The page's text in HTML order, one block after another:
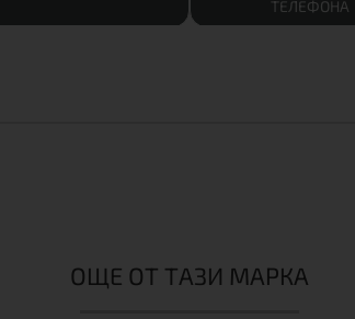
ТЕЛЕФОНА
ОЩЕ ОТ ТАЗИ МАРКА